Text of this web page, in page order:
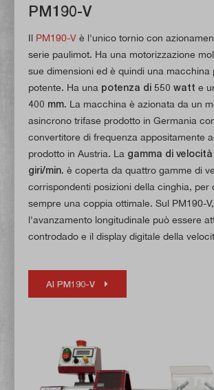
PM190-V
Il PM190-V è l'unico tornio con
serie paulimot. Ha una motorizzazione
sue dimensioni ed è quindi una macchina
potente. Ha una potenza di 550 watt e
400 mm. La macchina è azionata da un
asincrono trifase prodotto in Germania
convertitore di frequenza appositamente
prodotto in Austria. La gamma di
giri/min. è coperta da quattro gamme di
corrispondenti posizioni della cinghia, per
sempre una coppia ottimale. Sul PM190-V,
l'avanzamento longitudinale può essere
controdado e il display digitale della
Al PM190-V